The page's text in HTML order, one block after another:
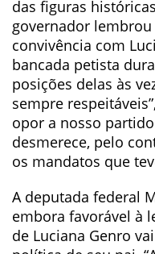
das figuras
governador
convivência com
bancada petista
posições delas às
sempre
opor a nosso
desmerece, pelo
os mandatos que
A deputada federal
embora favorável à
de Luciana Genro